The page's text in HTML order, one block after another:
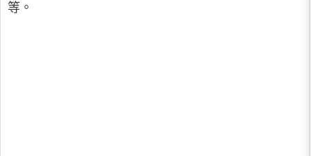
等。